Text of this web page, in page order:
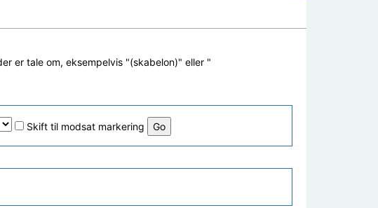
er tale om, eksempelvis "(skabelon)" eller "
Skift til modsat markering